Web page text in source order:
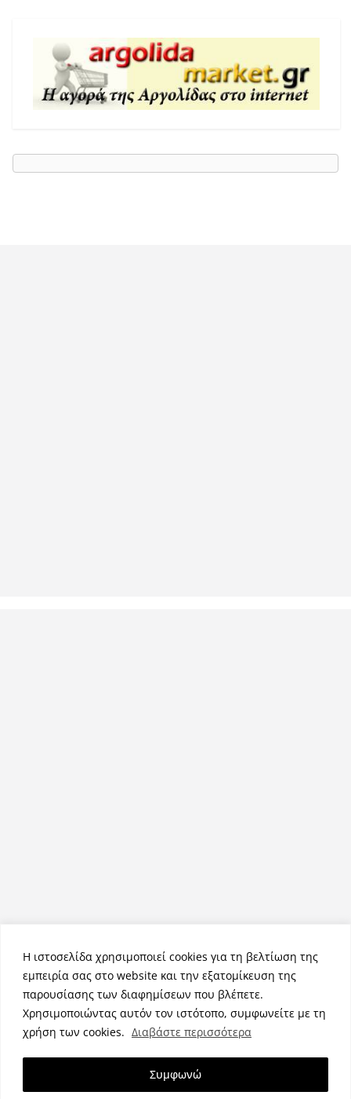
Η ιστοσελίδα χρησιμοποιεί cookies για τη βελτίωση της
εμπειρία σας στο website και την εξατομίκευση της
παρουσίασης των διαφημίσεων που βλέπετε.
Χρησιμοποιώντας αυτόν τον ιστότοπο, συμφωνείτε με τη
χρήση των cookies. Διαβάστε περισσότερα
Συμφωνώ
Πνευματικά Δικαιώματα © 2026NemeaPress. Τα πνευματικά
δικαιώματα προστατεύονται.
Θέμα:ColorMagαπό ThemeGrill. Κατασκευασμένο με
WordPress